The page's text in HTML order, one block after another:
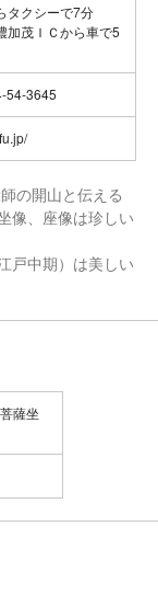
タクシーで7分
加茂ＩＣから車で5
54-3645
の開山と伝える
像、座像は珍しい
戸中期）は美しい
薩坐